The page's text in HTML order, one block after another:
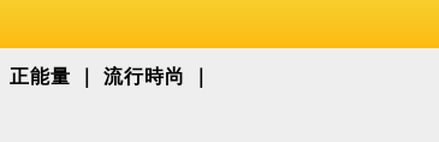
正能量 流行時尚